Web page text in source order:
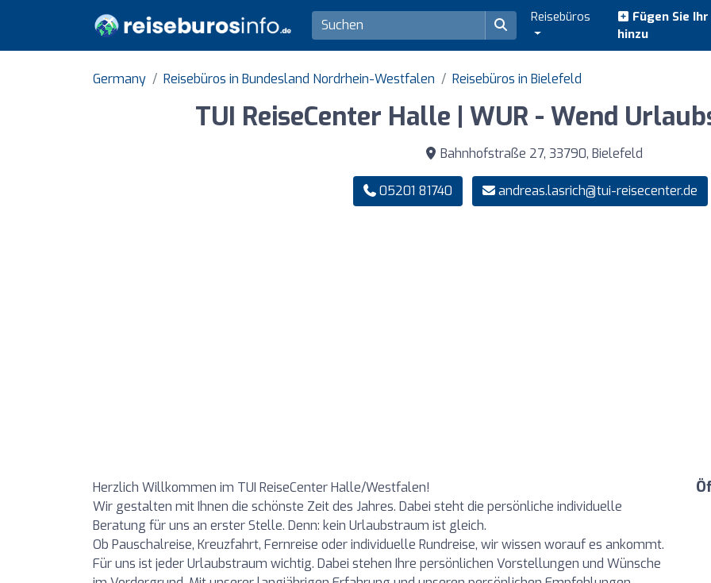
Reisebüros
Fügen Sie
hinzu
Germany Reisebüros in Bundesland Nordrhein-Westfalen Reisebüros in Bielefeld
TUI ReiseCenter Halle | WUR - Wend
Bahnhofstraße 27, 33790, Bielefeld
05201 81740 andreas.lasrich@tui-reisecenter.de
Herzlich Willkommen im TUI ReiseCenter Halle/Westfalen!
Wir gestalten mit Ihnen die schönste Zeit des Jahres. Dabei steht die persönliche individuelle
Beratung für uns an erster Stelle. Denn: kein Urlaubstraum ist gleich.
Ob Pauschalreise, Kreuzfahrt, Fernreise oder individuelle Rundreise, wir wissen worauf es ankommt.
Für uns ist jeder Urlaubstraum wichtig. Dabei stehen Ihre persönlichen Vorstellungen und Wünsche